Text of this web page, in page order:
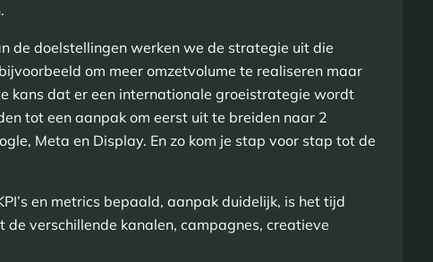
de doelstellingen werken we de strategie uit die
om meer omzetvolume te realiseren maar
kans dat er een internationale groeistrategie wordt
tot een aanpak om eerst uit te breiden naar 2
Meta en Display. En zo kom je stap voor stap tot de
en metrics bepaald, aanpak duidelijk, is het tijd
verschillende kanalen, campagnes, creatieve